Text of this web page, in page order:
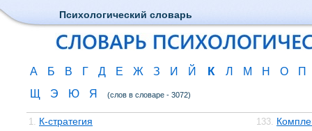
Психологический словарь
А Б В Г Д Е Ж З И Й К Л М Н О
П
Щ
Э Ю Я (слов в словаре - 3072)
1. К-стратегия 133.